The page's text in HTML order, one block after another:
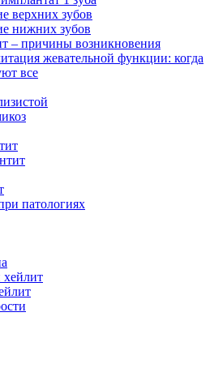
верхних зубов
нижних зубов
– причины возникновения
жевательной функции: когда
все
патологиях